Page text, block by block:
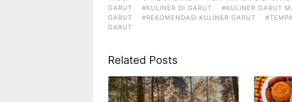
GARUT
#KULINER DI GARUT #KULINER GARUT
GARUT
#REKOMENDASI KULINER GARUT
GARUT
Related Posts